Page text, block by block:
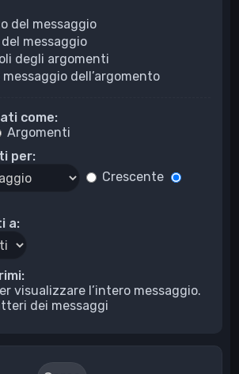
del messaggio
messaggio
degli argomenti
dell’argomento
come:
Argomenti
per:
Crescente
a:
visualizzare l’intero messaggio.
dei messaggi